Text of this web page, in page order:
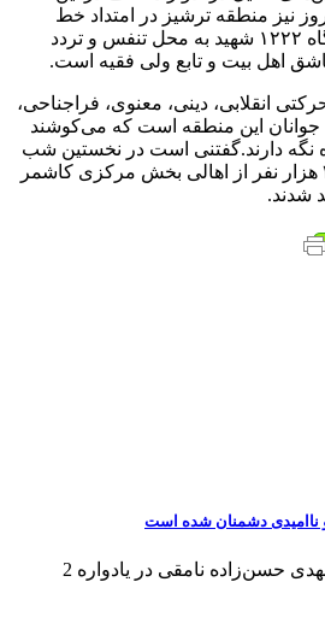
نیز منطقه ترشیز در امتداد خط
مبارزه شهید مدرس و زادگاه ۱۲۲۲ شهید به محل تنفس و تردد
اهل بیت و تابع ولی فقیه است.
انقلابی، دینی، معنوی، فراجناحی،
این منطقه است که می‌کوشند
دارند.گفتنی است در نخستین شب
برگزاری این کنگره حدود ۳ هزار نفر از اهالی بخش مرکزی کاشمر
شدند.
ناامیدی دشمنان شده است
کاشمرخبر: حجت‌الاسلام مهدی حسن‌زاده نامقی در یادواره 2